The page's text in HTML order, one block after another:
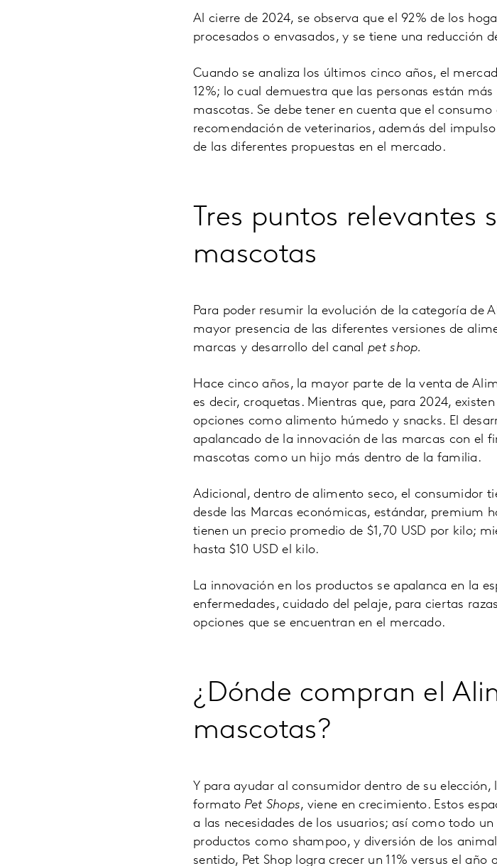
Al cierre de 2024, se observa que el 92% de los
procesados o envasados, y se tiene una reducción
Cuando se analiza los últimos cinco años, el
12%; lo cual demuestra que las personas están
mascotas. Se debe tener en cuenta que el
recomendación de veterinarios, además del
de las diferentes propuestas en el mercado.
Tres puntos relevantes
mascotas
Para poder resumir la evolución de la categoría de
mayor presencia de las diferentes versiones de
marcas y desarrollo del canalpet shop.
Hace cinco años, la mayor parte de la venta de
es decir, croquetas. Mientras que, para 2024,
opciones como alimento húmedo y snacks. El
apalancado de la innovación de las marcas con el
mascotas como un hijo más dentro de la familia.
Adicional, dentro de alimento seco, el consumidor
desde las Marcas económicas, estándar, premium
tienen un precio promedio de $1,70 USD por kilo;
hasta $10 USD el kilo.
La innovación en los productos se apalanca en la
enfermedades, cuidado del pelaje, para ciertas
opciones que se encuentran en el mercado.
¿Dónde compran el
mascotas?
Y para ayudar al consumidor dentro de su
formato Pet Shops, viene en crecimiento. Estos
a las necesidades de los usuarios; así como todo
productos como shampoo, y diversión de los
sentido, Pet Shop logra crecer un 11% versus el